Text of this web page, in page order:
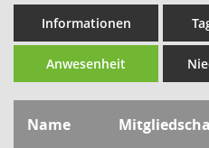
Informationen
Anwesenheit
Name